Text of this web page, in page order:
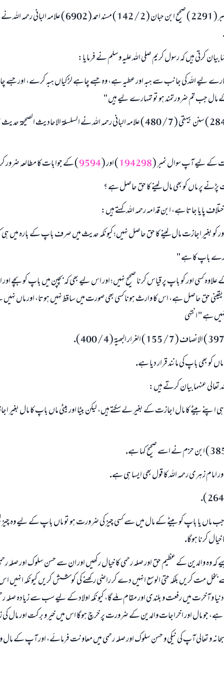
سنن ابن ماجہ حديث نمبر ( 2291 ) صحيح ابن حبان ( 2 / 142 ) مسند احمد (
بيان كرتى ہيں كہ رسول كريم صلى اللہ عليہ وسلم نے فرمايا:
ليے اللہ كى جانب سے ہبہ اور عطيہ ہے، وہ جسے چاہے لڑكياں ہبہ كرے، اور
جب تم ضرورتمند ہو تو تمہارے ليے ہيں "
كے ليے آپ سوال نمبر (194298) اور (9594) كے جوابات كا مطالعہ ضرور
پڑنے پر ماں كو بھى مال لينے كا حق حاصل ہے ؟
پايا جاتا ہے، ابن قدامہ رحمہ اللہ كہتے ہيں:
كو بغير اجازت مال لينے كا حق حاصل نہيں؛ كيونكہ حديث ميں صرف باپ كے بارہ ميں ہى
باپ كا ہے "
كسى اور كو باپ پر قياس كرنا صحيح نہيں؛ اور اس ليے بھى كہ بچپن ميں باپ كو بچے
حق حاصل ہے، اس كا وارث ہونا كسى بھى صورت ميں ساقط نہيں ہوتا، اور ماں نہيں
ہے " انتہى
كو بھى باپ كى مانند قرار ديا ہے.
تعالى عنہما بيان كرتے ہيں:
بيٹے كا مال اجازت كے بغير لے سكتے ہيں، ليكن بيٹا اور بيٹى ماں باپ كا مال
امام زہرى رحمہ اللہ كا قول بھى ايسا ہى ہے.
ماں يا باپ كو بيٹے كے مال ميں سے كسى چيز كى ضرورت ہو تو ماں باپ كے ليے وہ چيز
كرنا ہوگا.
كہ وہ والدين كے عظيم حق اور صلہ رحمى كا خيال ركھيں اور ان سے حسن سلوك اور
بخل مت كريں بلكہ حتى الوسع انہيں دے كر راضى ركھنے كى كوشش كريں كيونكہ انہيں
و آخرت ميں رفعت و بلندى اور مقام ملےگا، كيونكہ اولاد كے ليے سب سے زيادہ صلہ
جو مال اور اخراجات والدين كے ضرورت پر خرچ ہوگا اس ميں خير و بركت اور مال كى
و تعالى آپ كى نيكى و حسن سلوك اور صلہ رحمى ميں معاونت فرمائے، اور آپ كے مال